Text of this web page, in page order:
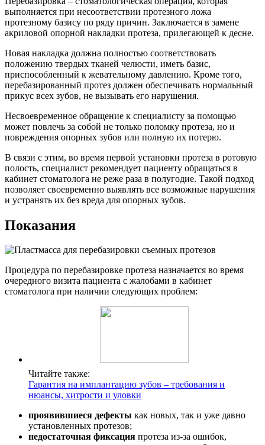
выполняется при несоответствии протезного ложа
протезному базису по ряду причин. Заключается в замене
акриловой опорной накладки протеза, прилегающей к десне.
Новая накладка должна полностью соответствовать
положению твердых тканей челюсти, иметь базис,
приспособленный к жевательному давлению. Кроме того,
перебазированный протез должен обеспечивать нормальный
прикус всех зубов, не вызывать его нарушения.
Несвоевременное обращение к специалисту за помощью
может повлечь за собой не только поломку протеза, но и
повреждения опорных зубов или полную их потерю.
В связи с этим, во время первой установки протеза в ротовую
полость, специалист рекомендует пациенту обращаться в
кабинет стоматолога не реже раза в полугодие. Такой подход
позволяет своевременно выявлять все возможные нарушения
и устранять их без вреда для опорных зубов.
Показания
Процедура по перебазировке протеза назначается во время
очередного визита пациента с жалобами в кабинет
стоматолога при наличии следующих проблем:
Читайте также:
Гарантия на имплантацию зубов – требования и
нюансы, хитрости и уловки
проявившиеся дефекты как новых, так и уже давно
установленных протезов;
недостаточная фиксация протеза из-за ошибок,